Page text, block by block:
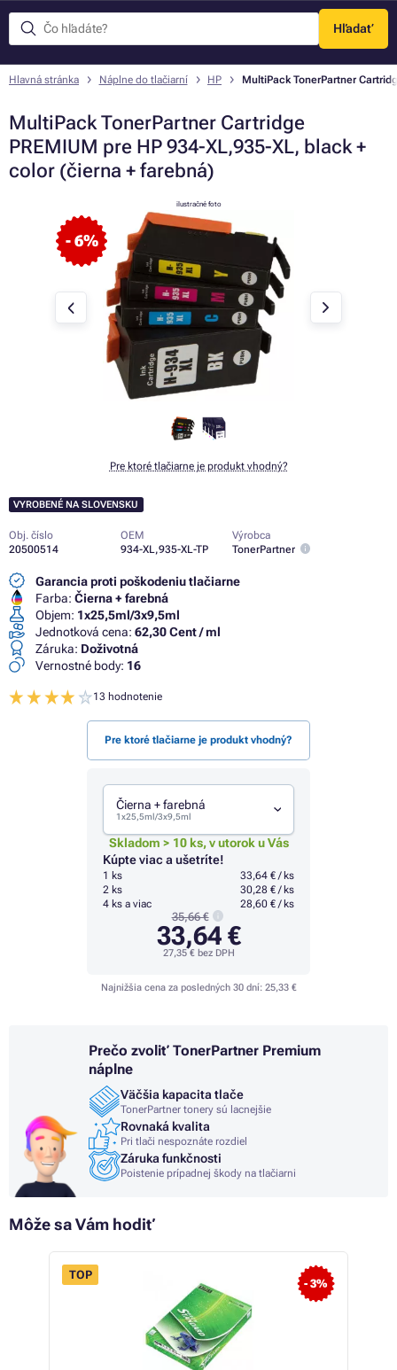
Hľadať
Menu
Hlavná stránka Náplne do tlačiarní HP MultiPack TonerPartner
MultiPack TonerPartner Cartridge
PREMIUM pre HP 934-XL,935-XL, black +
color (čierna + farebná)
- 6%
ilustračné foto
Pre ktoré tlačiarne je produkt vhodný?
VYROBENÉ NA SLOVENSKU
Obj. číslo
20500514
OEM
934-XL,935-XL-TP
Výrobca
TonerPartner
Garancia proti poškodeniu tlačiarne
Farba: Čierna + farebná
Objem: 1x25,5ml/3x9,5ml
Jednotková cena: 62,30 Cent / ml
Záruka: Doživotná
Vernostné body: 16
13 hodnotenie
Pre ktoré tlačiarne je produkt vhodný?
Čierna + farebná
1x25,5ml/3x9,5ml
Skladom > 10 ks, v utorok u Vás
Kúpte viac a ušetríte!
1 ks
33,64 € / ks
2 ks
30,28 € / ks
4 ks a viac
28,60 € / ks
35,66 €
33,64 €
27,35 €bez DPH
Najnižšia cena za posledných 30 dní: 25,33 €
Prečo zvoliť TonerPartner Premium
náplne
Väčšia kapacita tlače
TonerPartner tonery sú lacnejšie
Rovnaká kvalita
Pri tlači nespoznáte rozdiel
Záruka funkčnosti
Poistenie prípadnej škody na tlačiarni
Môže sa Vám hodiť
- 3%
TOP